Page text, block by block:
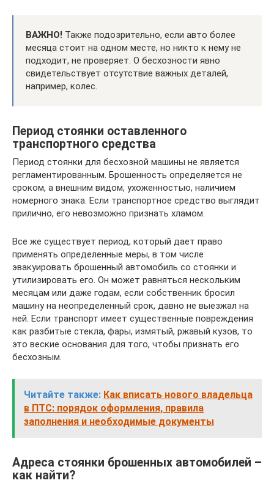
ВАЖНО! Также подозрительно, если авто более
месяца стоит на одном месте, но никто к нему не
подходит, не проверяет. О бесхозности явно
свидетельствует отсутствие важных деталей,
например, колес.
Период стоянки оставленного
транспортного средства
Период стоянки для бесхозной машины не является
регламентированным. Брошенность определяется не
сроком, а внешним видом, ухоженностью, наличием
номерного знака. Если транспортное средство выглядит
прилично, его невозможно признать хламом.
Все же существует период, который дает право
применять определенные меры, в том числе
эвакуировать брошенный автомобиль со стоянки и
утилизировать его. Он может равняться нескольким
месяцам или даже годам, если собственник бросил
машину на неопределенный срок, давно не выезжал на
ней. Если транспорт имеет существенные повреждения
как разбитые стекла, фары, измятый, ржавый кузов, то
это веские основания для того, чтобы признать его
бесхозным.
Читайте также: Как вписать нового владельца
в ПТС: порядок оформления, правила
заполнения и необходимые документы
Адреса стоянки брошенных автомобилей –
как найти?